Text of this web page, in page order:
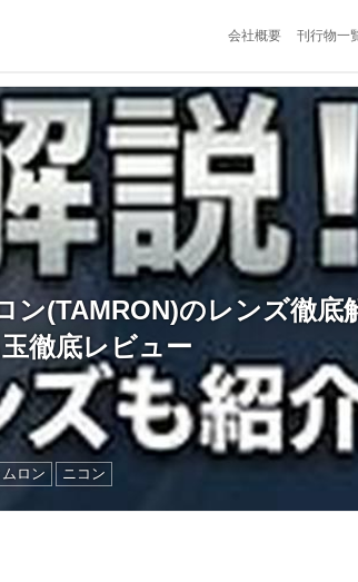
会社概要 刊行物一
ン(TAMRON)のレンズ徹
徹底レビュー
ムロン ニコン